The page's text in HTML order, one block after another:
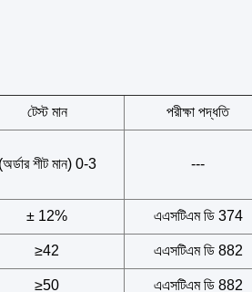
টেস্ট মান পরীক্ষা পদ্ধতি
(অর্ডার শীট মান) 0-3 ---
± 12% এএসটিএম ডি 374
≥42 এএসটিএম ডি 882
≥50 এএসটিএম ডি 882